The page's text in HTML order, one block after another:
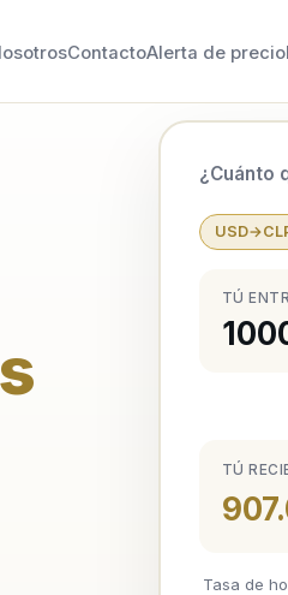
ContactoAlerta de precio
¿Cuánto
TÚ
TÚ
Tasa de